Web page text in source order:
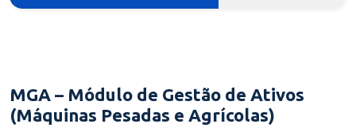
MGA – Módulo de Gestão de Ativos
(Máquinas Pesadas e Agrícolas)